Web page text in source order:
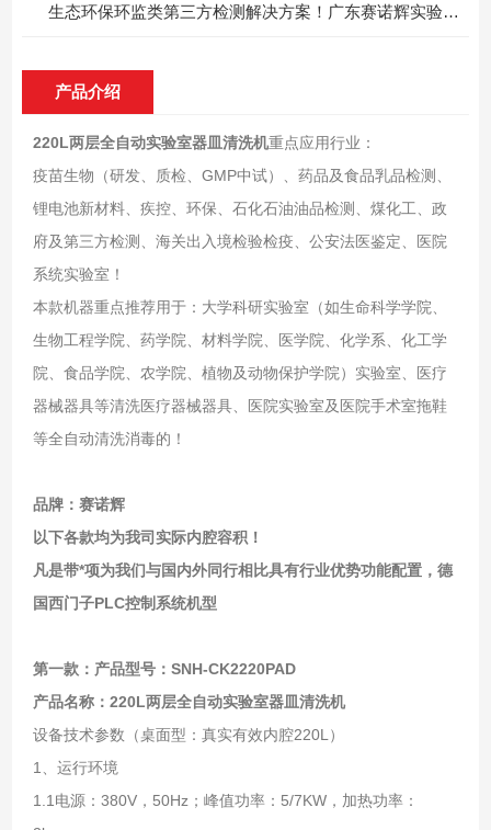
生态环保环监类第三方检测解决方案！广东赛诺辉实验室全自动洗瓶机
产品介绍
220L两层全自动实验室器皿清洗机重点应用行业：
疫苗生物（研发、质检、GMP中试）、药品及食品乳品检测、
锂电池新材料、疾控、环保、石化石油油品检测、煤化工、政
府及第三方检测、海关出入境检验检疫、公安法医鉴定、医院
系统实验室！
本款机器重点推荐用于：大学科研实验室（如生命科学学院、
生物工程学院、药学院、材料学院、医学院、化学系、化工学
院、食品学院、农学院、植物及动物保护学院）实验室、医疗
器械器具等清洗医疗器械器具、医院实验室及医院手术室拖鞋
等全自动清洗消毒的！
品牌：赛诺辉
以下各款均为我司实际内腔容积！
凡是带*项为我们与国内外同行相比具有行业优势功能配置，德
国西门子PLC控制系统机型
第一款：产品型号：SNH-CK2220PAD
产品名称：220L两层全自动实验室器皿清洗机
设备技术参数（桌面型：真实有效内腔220L）
1、运行环境
1.1电源：380V，50Hz；峰值功率：5/7KW，加热功率：